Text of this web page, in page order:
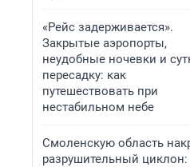
«Рейс задерживается».
Закрытые аэропорты,
неудобные ночевки и
пересадку: как
путешествовать при
нестабильном небе
Смоленскую область
разрушительный циклон: